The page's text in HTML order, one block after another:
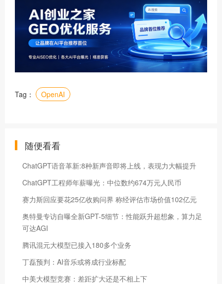
Tag： OpenAI
随便看看
ChatGPT语音革新:8种新声音即将上线，表现力大幅提升
ChatGPT工程师年薪曝光：中位数约674万元人民币
赛力斯回应要花25亿收购问界 称经评估市场价值102亿元
奥特曼专访自曝全新GPT-5细节：性能跃升超想象，算力足
可达AGI
腾讯混元大模型已接入180多个业务
丁磊预判：AI音乐或将成行业标配
中美大模型竞赛：差距扩大还是不相上下